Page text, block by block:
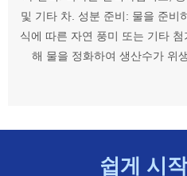
및 기타 차. 성분 준비: 물을 준비
식에 따른 자연 풍미 또는 기타
해 물을 정화하여 생산수가 위
쉽게 시